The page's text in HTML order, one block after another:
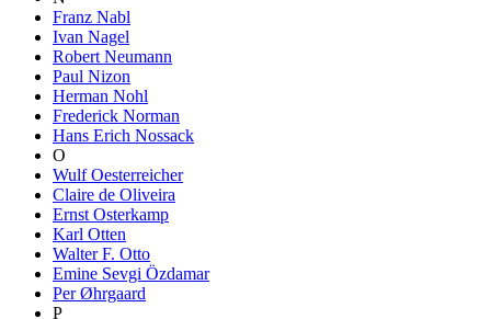
Franz Nabl
Ivan Nagel
Robert Neumann
Paul Nizon
Herman Nohl
Frederick Norman
Hans Erich Nossack
O
Wulf Oesterreicher
Claire de Oliveira
Ernst Osterkamp
Karl Otten
Walter F. Otto
Emine Sevgi Özdamar
Per Øhrgaard
P